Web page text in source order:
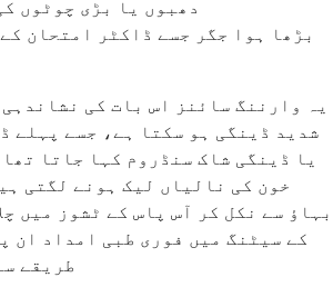
دھبوں یا بڑی چوٹوں
بڑھا ہوا جگر جسے ڈاکٹر امتحان
یہ وارننگ سائنز اس بات کی
شدید ڈینگی ہو سکتا ہے، جسے پہلے
یا ڈینگی شاک سنڈروم کہا جاتا
خون کی نالیاں لیک ہونے لگتی
بہاؤ سے نکل کر آس پاس کے ٹشوز میں
کے سیٹنگ میں فوری طبی امداد ان
طریقے